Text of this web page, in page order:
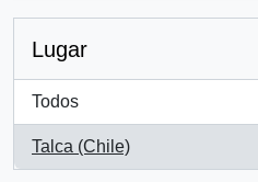
Lugar
Todos
Talca (Chile)
, 1 resultados